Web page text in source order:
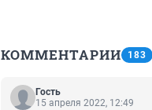
КОММЕНТАРИИ 183
Гость
15 апреля 2022, 12:49